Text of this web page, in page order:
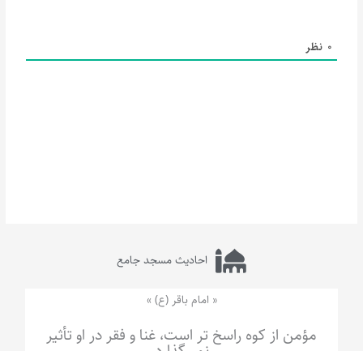
0 نظر
احادیث مسجد جامع
« امام باقر (ع) »
مؤمن از کوه راسخ تر است، غنا و فقر در او تأثیر